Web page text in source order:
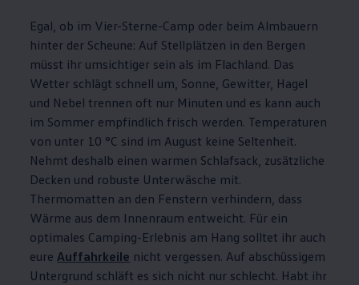
Egal, ob im Vier-Sterne-Camp oder beim Almbauern
hinter der Scheune: Auf Stellplätzen in den Bergen
müsst ihr umsichtiger sein als im Flachland. Das
Wetter schlägt schnell um, Sonne, Gewitter, Hagel
und Nebel trennen oft nur Minuten und es kann auch
im Sommer empfindlich frisch werden. Temperaturen
von unter 10 °C sind im August keine Seltenheit.
Nehmt deshalb einen warmen Schlafsack, zusätzliche
Decken und robuste Unterwäsche mit.
Thermomatten an den Fenstern verhindern, dass
Wärme aus dem Innenraum entweicht. Für ein
optimales Camping-Erlebnis am Hang solltet ihr auch
eure Auffahrkeile nicht vergessen. Auf abschüssigem
Untergrund schläft es sich nicht nur schlecht. Habt ihr